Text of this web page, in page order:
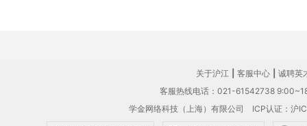
关于沪江 客服中心
诚聘英
客服热线电话：021-61542738
学金网络科技（上海）有限公司 ICP认证：沪